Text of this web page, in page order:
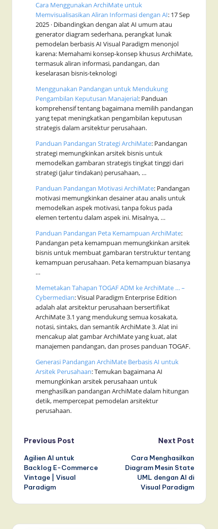
Cara Menggunakan ArchiMate untuk
Memvisualisasikan Aliran Informasi dengan AI: 17 Sep
2025 · Dibandingkan dengan alat AI umum atau
generator diagram sederhana, perangkat lunak
pemodelan berbasis AI Visual Paradigm menonjol
karena: Memahami konsep-konsep khusus ArchiMate,
termasuk aliran informasi, pandangan, dan
keselarasan bisnis-teknologi
Menggunakan Pandangan untuk Mendukung
Pengambilan Keputusan Manajerial: Panduan
komprehensif tentang bagaimana memilih pandangan
yang tepat meningkatkan pengambilan keputusan
strategis dalam arsitektur perusahaan.
Panduan Pandangan Strategi ArchiMate: Pandangan
strategi memungkinkan arsitek bisnis untuk
memodelkan gambaran strategis tingkat tinggi dari
strategi (jalur tindakan) perusahaan, …
Panduan Pandangan Motivasi ArchiMate: Pandangan
motivasi memungkinkan desainer atau analis untuk
memodelkan aspek motivasi, tanpa fokus pada
elemen tertentu dalam aspek ini. Misalnya, …
Panduan Pandangan Peta Kemampuan ArchiMate:
Pandangan peta kemampuan memungkinkan arsitek
bisnis untuk membuat gambaran terstruktur tentang
kemampuan perusahaan. Peta kemampuan biasanya
…
Memetakan Tahapan TOGAF ADM ke ArchiMate … –
Cybermedian: Visual Paradigm Enterprise Edition
adalah alat arsitektur perusahaan bersertifikat
ArchiMate 3.1 yang mendukung semua kosakata,
notasi, sintaks, dan semantik ArchiMate 3. Alat ini
mencakup alat gambar ArchiMate yang kuat, alat
manajemen pandangan, dan proses panduan TOGAF.
Generasi Pandangan ArchiMate Berbasis AI untuk
Arsitek Perusahaan: Temukan bagaimana AI
memungkinkan arsitek perusahaan untuk
menghasilkan pandangan ArchiMate dalam hitungan
detik, mempercepat pemodelan arsitektur
perusahaan.
Post
navigation
Previous Post
Agilien AI untuk
Backlog E-Commerce
Vintage | Visual
Paradigm
Next Post
Cara Menghasilkan
Diagram Mesin State
UML dengan AI di
Visual Paradigm